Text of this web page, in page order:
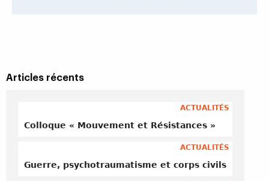
Articles récents
ACTUALITÉS
Colloque « Mouvement et Résistances »
ACTUALITÉS
Guerre, psychotraumatisme et corps civils